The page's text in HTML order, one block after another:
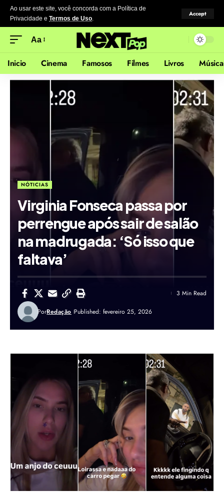
Ao usar este site, você concorda com a Política de
Privacidade e Termos de Uso.
Accept
Aa
Inicio Cinema Famosos Filmes Livros Música
NÓTICIAS
Virginia Fonseca passa por
perrengue após sair de salão
na madrugada: ‘Só isso que
faltava’
PorRedação Published: fevereiro 25, 2026
3 Min Read